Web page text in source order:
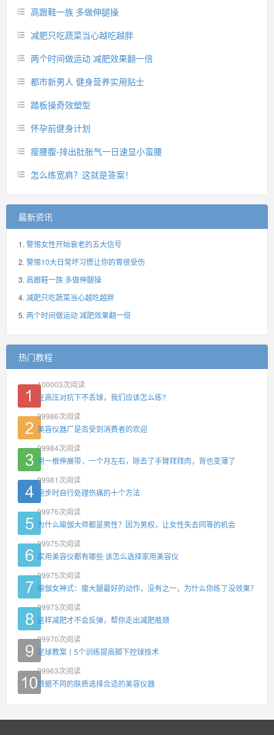
高跟鞋一族 多做伸腿操
减肥只吃蔬菜当心越吃越胖
两个时间做运动 减肥效果翻一倍
都市新男人 健身营养实用贴士
踏板操奇效塑型
怀孕前健身计划
瘦腰腹-排出肚胀气一日速显小蛮腰
怎么练宽肩？这就是答案！
最新资讯
警惕女性开始衰老的五大信号
警惕10大日常坏习惯让你的胃很受伤
高跟鞋一族 多做伸腿操
减肥只吃蔬菜当心越吃越胖
两个时间做运动 减肥效果翻一倍
热门教程
100003次阅读
在高压对抗下不丢球，我们应该怎么练?
99986次阅读
美容仪器厂是否受到消费者的欢迎
99984次阅读
用一根伸展带，一个月左右，除去了手臂拜拜肉，背也变薄了
99981 次阅读
跑步时自行处理伤痛的十个方法
99976次阅读
为什么瑜伽大师都是男性？因为男权，让女性失去同等的机会
99975次阅读
家用美容仪都有哪些 该怎么选择家用美容仪
99975次阅读
瑜伽女神式：瘦大腿最好的动作，没有之一，为什么你练了没效果？
99973次阅读
这样减肥才不会反弹，帮你走出减肥瓶颈
99970次阅读
足球教案丨5个训练提高脚下控球技术
99963次阅读
根据不同的肤质选择合适的美容仪器